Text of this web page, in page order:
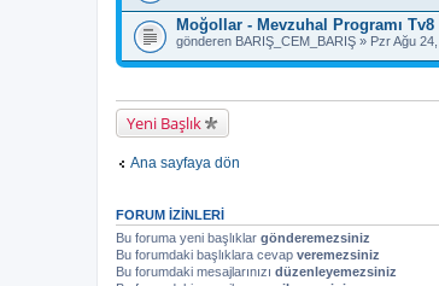
Moğollar - Mevzuhal Programı Tv8
gönderen BARIŞ_CEM_BARIŞ » Pzr Ağu
Yeni Başlık
Ana sayfaya dön
FORUM IZINLERI
Bu foruma yeni başlıklar gönderemezsiniz
Bu forumdaki başlıklara cevap veremezsiniz
Bu forumdaki mesajlarınızı düzenleyemezsiniz